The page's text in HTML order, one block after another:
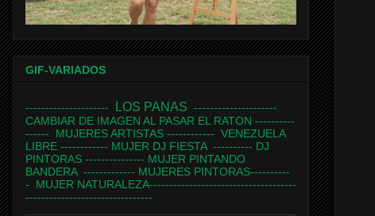
GIF-VARIADOS
--------------------- LOS PANAS ---------------------
CAMBIAR DE IMAGEN AL PASAR EL RATON ----------
------ MUJERES ARTISTAS ------------ VENEZUELA
LIBRE ------------ MUJER DJ FIESTA---------- DJ
PINTORAS --------------- MUJER PINTANDO
BANDERA------------- MUJERES PINTORAS----------
- MUJER NATURALEZA-------------------------------------
--------------------------------